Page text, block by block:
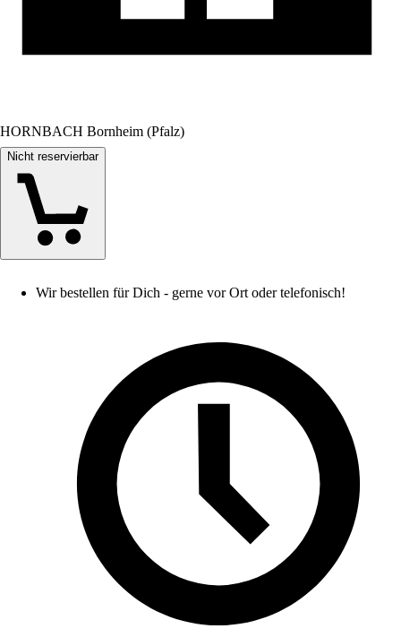
HORNBACH Bornheim (Pfalz)
Nicht reservierbar
Wir bestellen für Dich - gerne vor Ort oder telefonisch!